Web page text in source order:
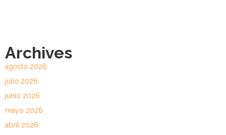
Archives
agosto 2026
julio 2026
junio 2026
mayo 2026
abril 2026